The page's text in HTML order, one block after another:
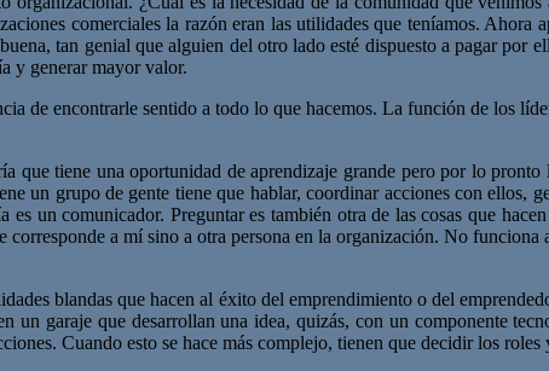
comerciales la razón eran las utilidades que teníamos.
tan genial que alguien del otro lado esté dispuesto a pagar por
y generar mayor valor.
de encontrarle sentido a todo lo que hacemos. La función de los
que tiene una oportunidad de aprendizaje grande pero por lo
un grupo de gente tiene que hablar, coordinar acciones con ellos,
un comunicador. Preguntar es también otra de las cosas que
a mí sino a otra persona en la organización. No funciona
blandas que hacen al éxito del emprendimiento o del
un garaje que desarrollan una idea, quizás, con un componente
Cuando esto se hace más complejo, tienen que decidir los